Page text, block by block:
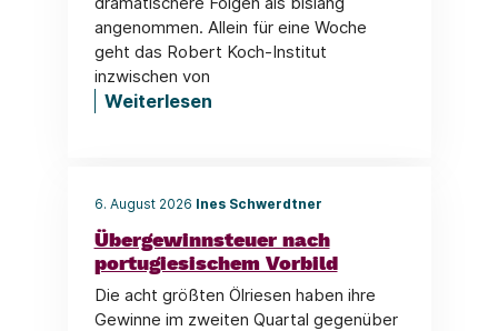
angenommen. Allein für eine Woche
geht das Robert Koch-Institut
inzwischen von
Weiterlesen
6. August 2026 Ines Schwerdtner
Übergewinnsteuer nach
portugiesischem Vorbild
Die acht größten Ölriesen haben ihre
Gewinne im zweiten Quartal gegenüber